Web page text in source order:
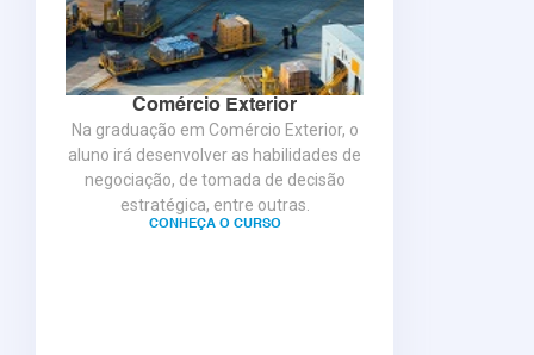
Comércio Exterior
Na graduação em Comércio Exterior, o
aluno irá desenvolver as habilidades de
negociação, de tomada de decisão
estratégica, entre outras.
CONHEÇA O CURSO